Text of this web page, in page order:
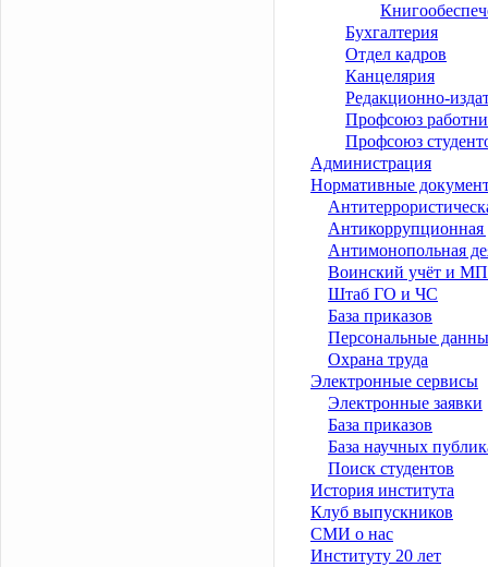
Бухгалтерия
Отдел кадров
Канцелярия
Редакционно-
Профсоюз
Профсоюз
Администрация
Нормативные
Антикоррупционная
Антимонопольная
Воинский учёт и МП
Штаб ГО и ЧС
База приказов
Персональные
Охрана труда
Электронные сервисы
Электронные заявки
База приказов
База научных
Поиск студентов
История института
Клуб выпускников
СМИ о нас
Институту 20 лет